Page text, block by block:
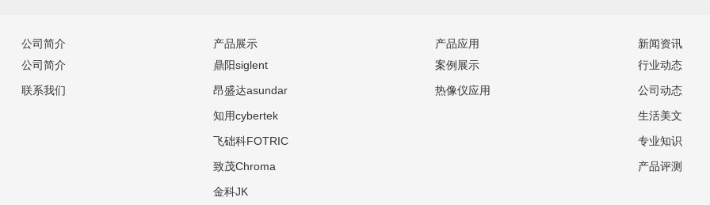
公司简介
公司简介
联系我们
产品展示
鼎阳siglent
昂盛达asundar
知用cybertek
飞础科FOTRIC
致茂Chroma
金科JK
产品应用
案例展示
热像仪应用
新闻资讯
行业动态
公司动态
生活美文
专业知识
产品评测